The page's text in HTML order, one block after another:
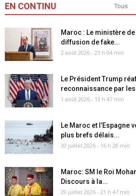
EN CONTINU Tous
Maroc : Le ministère
diffusion de fake...
2 août 2026 - 23 h 04 min
Le Président Trump
reconnaissance par
1 août 2026 - 13 h 47 min
Le Maroc et l’Espagne
plus brefs délais...
30 juillet 2026 - 16 h 28 min
Maroc: SM le Roi
Discours à la...
29 juillet 2026 - 21 h 47 min